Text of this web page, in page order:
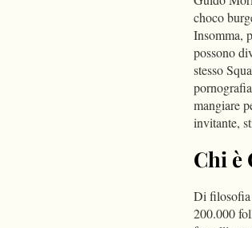
choco
Insomma,
possono
stesso
mangiare
invitante,
Chi è
Di filosofia
200.000